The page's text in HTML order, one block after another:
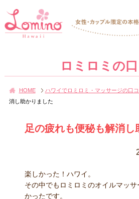
ロミロミの口
HOME ハワイでロミロミ・マッサージの口
消し助かりました
足の疲れも便秘も解消し
楽しかった！ハワイ。
その中でもロミロミのオイルマッ
かったです。